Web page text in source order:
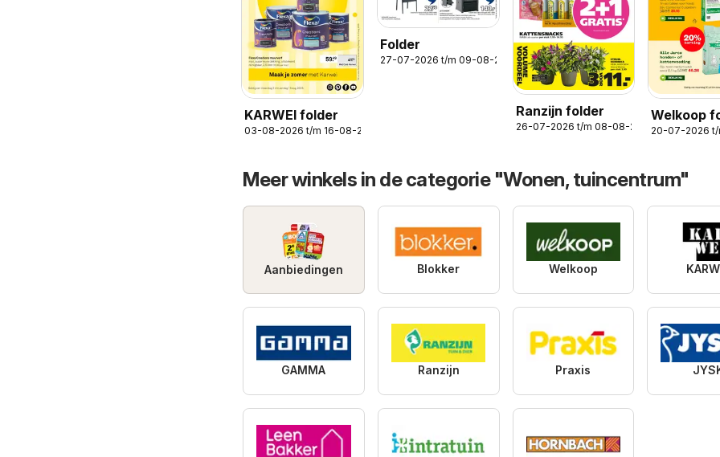
KARWEI folder
03-08-2026 t/m 16-08-2026
Folder
27-07-2026 t/m 09-08-2026
Ranzijn folder
26-07-2026 t/m 08-08-2026
Welkoop
20-07-2026
Meer winkels in de categorie "Wonen, tuincentrum"
Aanbiedingen Blokker Welkoop
GAMMA Ranzijn Praxis